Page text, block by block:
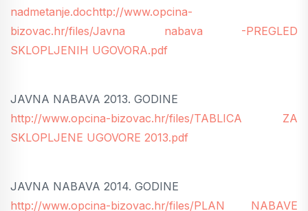
nadmetanje.dochttp://www.opcina-
bizovac.hr/files/Javna nabava -PREGLED
SKLOPLJENIH UGOVORA.pdf
JAVNA NABAVA 2013. GODINE
http://www.opcina-bizovac.hr/files/TABLICA ZA
SKLOPLJENE UGOVORE 2013.pdf
JAVNA NABAVA 2014. GODINE
http://www.opcina-bizovac.hr/files/PLAN NABAVE